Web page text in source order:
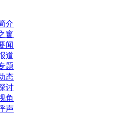
介
窗
闻
道
题
态
讨
角
声